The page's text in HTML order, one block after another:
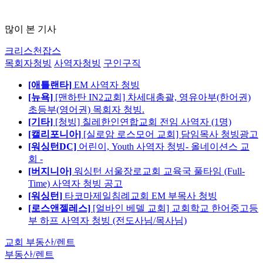
많이 본 기사
크리스천잡스
목회자청빙 사역자청빙 구인구직
[애틀랜타] EM 사역자 청빙
[뉴욕] [맨하탄 IN2교회] 차세대총괄, 영유아부(한어권)
초등부(영어권) 목회자 청빙.
[기타] [청빙] 칠레한인연합교회 전임 사역자 (1명)
[캘리포니아] [실로암 로스모어 교회] 담임목사 청빙광고
[워싱턴DC] 어린이, Youth 사역자 청빙- 올네이션스 교
회 -
[버지니아] 워싱턴 서울장로교회 교육국 풀타임 (Full-
Time) 사역자 청빙 공고
[워싱턴] 타코마제일침례교회 EM 부목사 청빙
[로스앤젤레스] [얼바인 베델 교회] 교회학교 한어중고등
부 하프 사역자 청빙 (전도사님/목사님)
교회 부동산/렌트
부동산/렌트